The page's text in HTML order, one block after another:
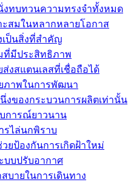
งทบทวนความทรงจำทั้งหมด
าะสมในหลากหลายโอกาส
เป็นสิ่งที่สำคัญ
ที่มีประสิทธิภาพ
งสแตนเลสที่เชื่อถือได้
ภาพในการพัฒนา
งของกระบวนการผลิตเท่านั้น
การณ์ยาวนาน
รไล่นกพิราบ
ยป้องกันการเกิดฝ้าใหม่
บบปรับอากาศ
บายในการเดินทาง